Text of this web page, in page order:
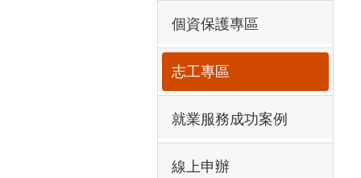
個資保護專區
志工專區
就業服務成功案例
線上申辦